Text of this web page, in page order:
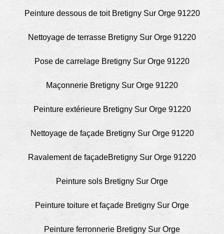
Peinture dessous de toit Bretigny Sur Orge 91220
Nettoyage de terrasse Bretigny Sur Orge 91220
Pose de carrelage Bretigny Sur Orge 91220
Maçonnerie Bretigny Sur Orge 91220
Peinture extérieure Bretigny Sur Orge 91220
Nettoyage de façade Bretigny Sur Orge 91220
Ravalement de façadeBretigny Sur Orge 91220
Peinture sols Bretigny Sur Orge
Peinture toiture et façade Bretigny Sur Orge
Peinture ferronnerie Bretigny Sur Orge